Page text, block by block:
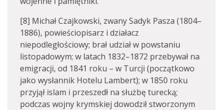
[8] Michał Czajkowski, zwany Sadyk Pasza (1804–
1886), powieściopisarz i działacz
niepodległościowy; brał udział w powstaniu
listopadowym; w latach 1832–1872 przebywał na
emigracji, od 1841 roku – w Turcji (początkowo
jako wysłannik Hotelu Lambert); w 1850 roku
przyjął islam i przeszedł na służbę turecką;
podczas wojny krymskiej dowodził stworzonym